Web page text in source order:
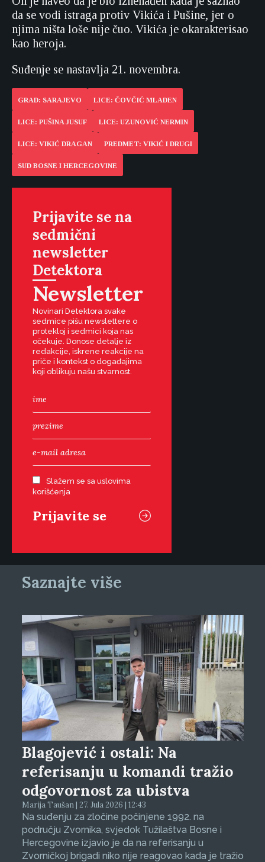
da se vodi istraga protiv Vikića i Pušine, jer o
njima ništa loše nije čuo. Vikića je okarakterisao
kao heroja.
Suđenje se nastavlja 21. novembra.
GRAD: SARAJEVO LICE: ČOVČIĆ MLADEN
LICE: PUŠINA JUSUF LICE: UZUNOVIĆ NERMIN
LICE: VIKIĆ DRAGAN PREDMET: VIKIĆ I DRUGI
SUD BOSNE I HERCEGOVINE
Prijavite se na
sedmični
newsletter
Detektora
Newsletter
Novinari Detektora svake
sedmice pišu newslettere o
protekloj i sedmici koja nas
očekuje. Donose detalje iz
redakcije, iskrene reakcije na
priče i kontekst o događajima
koji oblikuju našu stvarnost.
Slažem se sa uslovima
korišćenja
Saznajte više
Blagojević i ostali: Na
referisanju u komandi tražio
odgovornost za ubistva
Marija Taušan | 27. Jula 2026 | 12:43
Na suđenju za zločine počinjene 1992. na
području Zvornika, svjedok Tužilaštva Bosne i
Hercegovine izjavio je da na referisanju u
Zvorničkoj brigadi niko nije reagovao kada je tražio